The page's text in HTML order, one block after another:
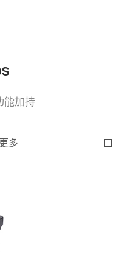
能加持
多